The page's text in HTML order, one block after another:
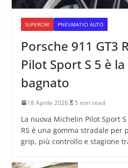
SUPERCAR PNEUMATICI AUTO
Porsche 911 GT3
Pilot Sport S 5 è
bagnato
18 Aprile 2026 5 min read
La nuova Michelin Pilot Sport
RS è una gomma stradale per
grip, più controllo e stagione